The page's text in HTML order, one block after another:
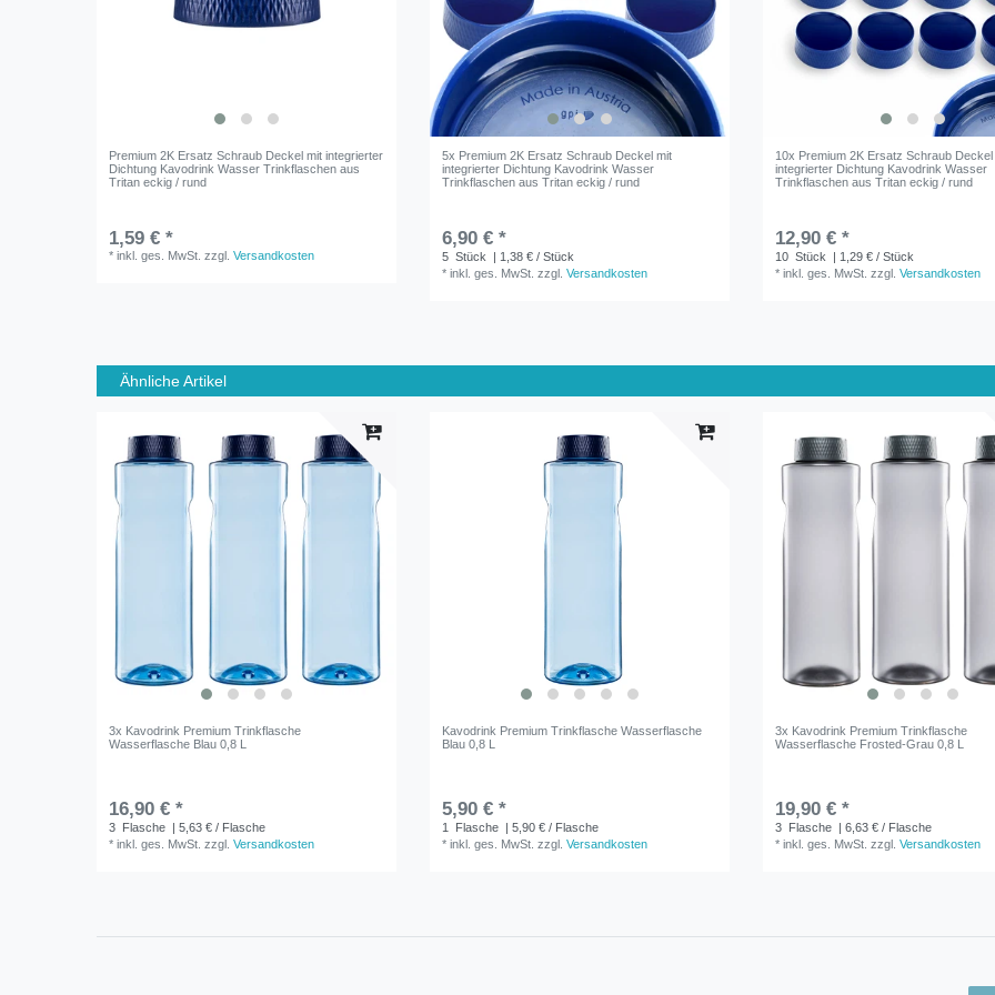
Premium 2K Ersatz Schraub Deckel mit integrierter
Dichtung Kavodrink Wasser Trinkflaschen aus
Tritan eckig / rund
1,59 € *
*inkl. ges. MwSt. zzgl.Versandkosten
5x Premium 2K Ersatz Schraub Deckel mit
integrierter Dichtung Kavodrink Wasser
Trinkflaschen aus Tritan eckig / rund
6,90 € *
5 Stück
| 1,38 € / Stück
*inkl. ges. MwSt. zzgl.Versandkosten
10x Premium 2K Ersatz Schraub Deckel
integrierter Dichtung Kavodrink Wasser
Trinkflaschen aus Tritan eckig / rund
12,90 € *
10 Stück
| 1,29 € / Stück
*inkl. ges. MwSt. zzgl.Versandkosten
Ähnliche Artikel
3x Kavodrink Premium Trinkflasche
Wasserflasche Blau 0,8 L
16,90 € *
3 Flasche
| 5,63 € / Flasche
*inkl. ges. MwSt. zzgl.Versandkosten
Kavodrink Premium Trinkflasche Wasserflasche
Blau 0,8 L
5,90 € *
1 Flasche
| 5,90 € / Flasche
*inkl. ges. MwSt. zzgl.Versandkosten
3x Kavodrink Premium Trinkflasche
Wasserflasche Frosted-Grau 0,8 L
19,90 € *
3 Flasche
| 6,63 € / Flasche
*inkl. ges. MwSt. zzgl.Versandkosten